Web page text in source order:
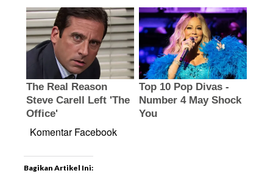
Komentar Facebook
Bagikan Artikel Ini: